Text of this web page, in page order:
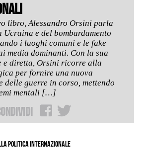
libro, Alessandro Orsini parla
e del bombardamento
i luoghi comuni e le fake
media dominanti. Con la sua
e diretta, Orsini ricorre alla
per fornire una nuova
delle guerre in corso, mettendo
mentali […]